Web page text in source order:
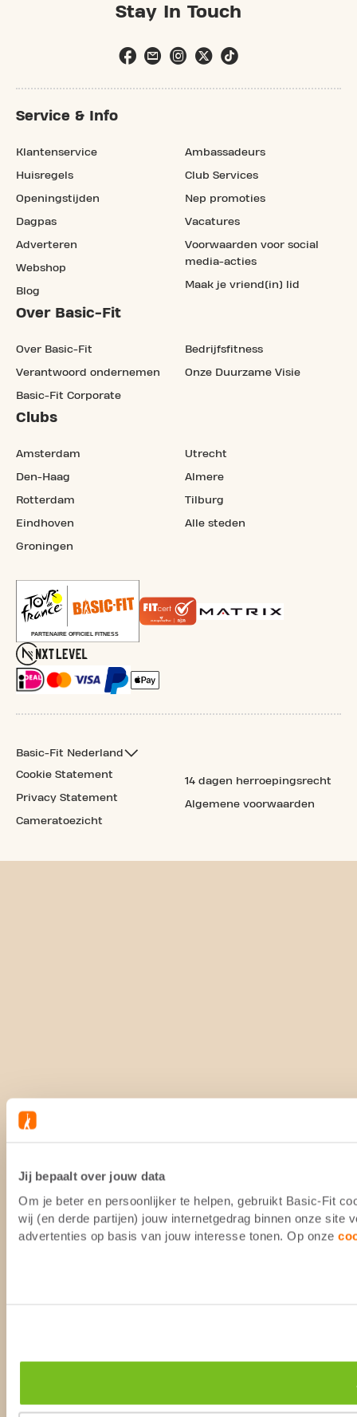
Jij bepaalt over jouw data
Om je beter en persoonlijker te helpen, gebruikt Basic-Fit
wij (en derde partijen) jouw internetgedrag binnen onze site
advertenties op basis van jouw interesse tonen. Op onze
Stay In Touch
Service & Info
Klantenservice
Huisregels
Openingstijden
Dagpas
Adverteren
Webshop
Blog
Ambassadeurs
Club Services
Nep promoties
Vacatures
Voorwaarden voor social
media-acties
Maak je vriend(in) lid
Over Basic-Fit
Over Basic-Fit
Verantwoord ondernemen
Basic-Fit Corporate
Bedrijfsfitness
Onze Duurzame Visie
Clubs
Amsterdam
Den-Haag
Rotterdam
Eindhoven
Groningen
Utrecht
Almere
Tilburg
Alle steden
Basic-Fit Nederland
Cookie Statement
Privacy Statement
Cameratoezicht
14 dagen herroepingsrecht
Algemene voorwaarden